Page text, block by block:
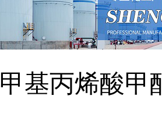
甲基丙烯酸甲